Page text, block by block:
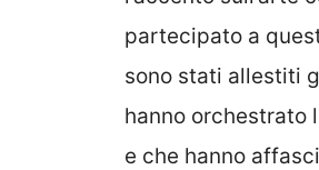
partecipato a
sono stati allestiti
hanno orchestrato
e che hanno